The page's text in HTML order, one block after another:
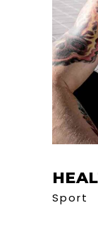
Sport